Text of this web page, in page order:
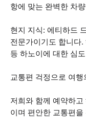
항에 맞는 완벽한 차
현지 지식: 에티하드
전문가이기도 합니다
등 하노이에 대한 심
교통편 걱정으로 여
저희와 함께 예약하
이며 편안한 교통편을